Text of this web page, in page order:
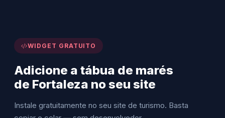
WIDGET GRATUITO
Adicione a tábua de marés
de Fortaleza no seu site
Instale gratuitamente no seu site de turismo. Basta